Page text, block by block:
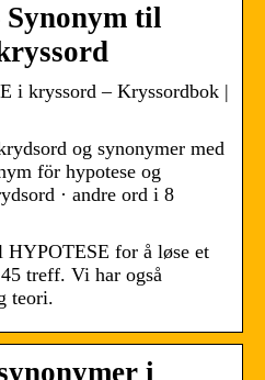
til
i kryssord – Kryssordbok |
og synonymer med
för hypotese og
· andre ord i 8
for å løse et
treff. Vi har også
teori.
i